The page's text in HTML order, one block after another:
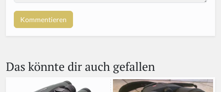
Das könnte dir auch gefallen